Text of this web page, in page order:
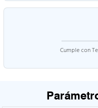
Cumple con